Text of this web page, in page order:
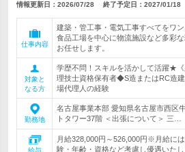
情報更新日：2026/07/28 終了予定日： 2027/01/18
仕事内容
建築・管工事・電気工事すべてをワ
食品工場を中心に物流施設など多彩
お任せします。
対象と
なる方
学歴不問！スキルを活かして活躍★
理技士資格保有者◆S造またはRC造
場代理人の経験
勤務地
名古屋事業本部 愛知県名古屋市西区
トタワー37階 ＜出張について＞ 三…
給与
月給328,000円～526,000円※月給に
験・年齢・資格など考慮し優遇いた